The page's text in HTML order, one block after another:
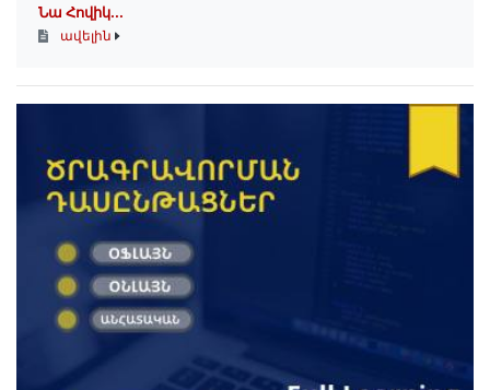
Նա Հովիկ...
ավելին